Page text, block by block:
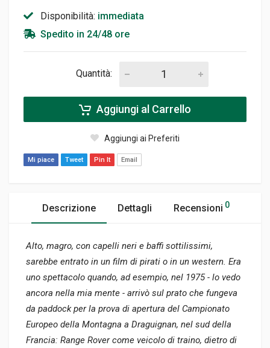
Disponibilità: immediata
Spedito in 24/48 ore
Quantità:
Aggiungi al Carrello
Aggiungi ai Preferiti
Mi piace Tweet Pin It Email
Descrizione Dettagli Recensioni 0
Alto, magro, con capelli neri e baffi sottilissimi,
sarebbe entrato in un film di pirati o in un western. Era
uno spettacolo quando, ad esempio, nel 1975 - lo vedo
ancora nella mia mente - arrivò sul prato che fungeva
da paddock per la prova di apertura del Campionato
Europeo della Montagna a Draguignan, nel sud della
Francia: Range Rover come veicolo di traino, dietro di